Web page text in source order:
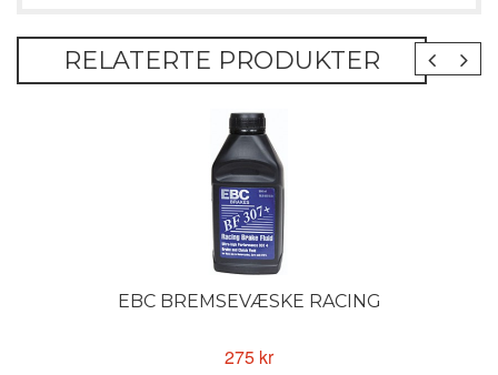
RELATERTE PRODUKTER
EBC BREMSEVÆSKE RACING
275 kr